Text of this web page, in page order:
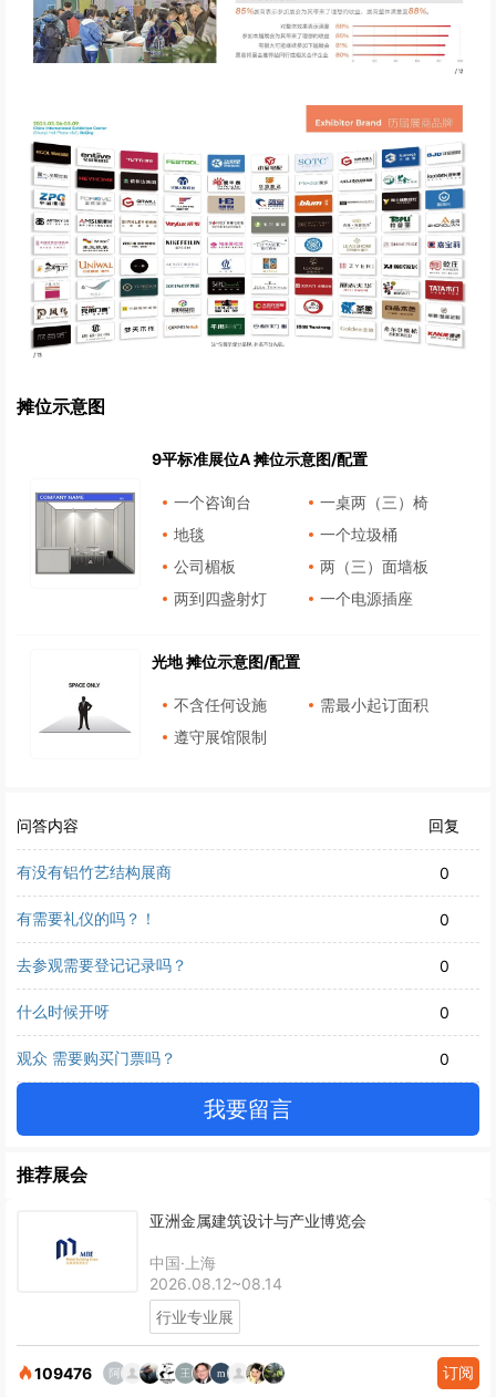
摊位示意图
9平标准展位A 摊位示意图/配置
一个咨询台
一桌两（三）椅
地毯
一个垃圾桶
公司楣板
两（三）面墙板
两到四盏射灯
一个电源插座
光地 摊位示意图/配置
不含任何设施
需最小起订面积
遵守展馆限制
问答内容 回复
有没有铝竹艺结构展商 0
有需要礼仪的吗？！ 0
去参观需要登记记录吗？ 0
什么时候开呀 0
观众 需要购买门票吗？ 0
我要留言
推荐展会
亚洲金属建筑设计与产业博览会
中国·上海
2026.08.12~08.14
行业专业展
109476 订阅